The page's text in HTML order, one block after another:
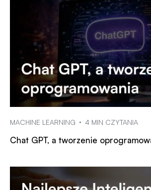
MACHINE LEARNING 4 MIN CZYTANIA
Chat GPT, a tworzenie